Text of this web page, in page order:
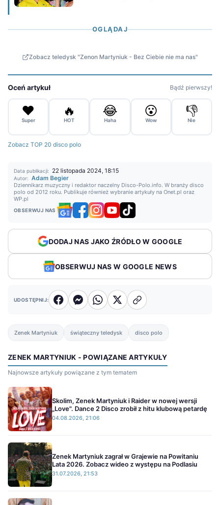
OGLĄDAJ
Zobacz teledysk "Zenon Martyniuk - Bez Ciebie nie ma nas"
Oceń artykuł Bądź pierwszy!
❤️
Super
🔥
HOT
😂
Haha
😮
Wow
👎
Nie
Zobacz TOP 20 disco polo
Data publikacji: 22 listopada 2024, 18:15
Autor: Adam Begier
Dziennikarz muzyczny i redaktor naczelny Disco-Polo.info. W branży disco
polo od 2012 roku. Publikuje również wybranie artykuły na Onet.pl oraz
WP.pl
OBSERWUJ NAS
DODAJ NAS JAKO ŹRÓDŁO W GOOGLE
OBSERWUJ NAS W GOOGLE NEWS
UDOSTĘPNIJ:
Zenek Martyniuk świąteczny teledysk disco polo
ZENEK MARTYNIUK - POWIĄZANE ARTYKUŁY
Najnowsze artykuły powiązane z tym tematem
Skolim, Zenek Martyniuk i Raider w nowej wersji
„Love". Dance 2 Disco zrobił z hitu klubową petardę
04.08.2026, 21:06
Zenek Martyniuk zagrał w Grajewie na Powitaniu
Lata 2026. Zobacz wideo z występu na Podlasiu
31.07.2026, 21:53